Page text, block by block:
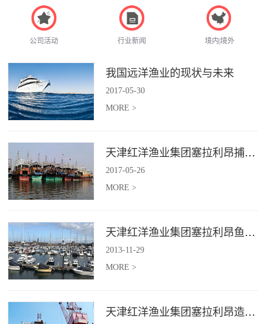
公司活动 行业新闻 境内|境外
我国远洋渔业的现状与未来
2017-05-30
MORE >
天津红洋渔业集团塞拉利昂捕捞项目
2017-05-26
MORE >
天津红洋渔业集团塞拉利昂鱼粉项目
2013-11-29
MORE >
天津红洋渔业集团塞拉利昂造船项目